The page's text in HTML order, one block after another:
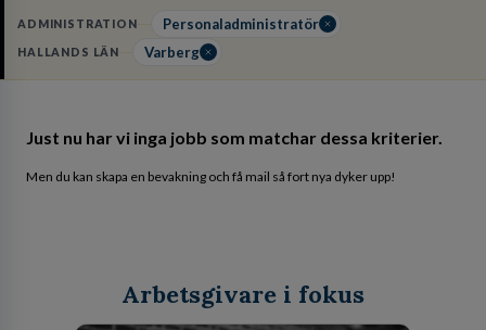
ADMINISTRATION Personaladministratör
HALLANDS LÄN Varberg
Just nu har vi inga jobb som matchar dessa kriterier.
Men du kan skapa en bevakning och få mail så fort nya dyker upp!
Arbetsgivare i fokus